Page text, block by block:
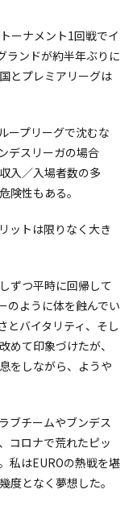
ーナメント1回戦でイ
ランドが約半年ぶりに
とプレミアリーグは
ープリーグで沈むな
デスリーガの場合
入／入場者数の多
険性もある。
ットは限りなく大き
ずつ平時に回帰して
のように体を蝕んでい
とバイタリティ、そし
めて印象づけたが、
をしながら、ようや
ブチームやブンデス
コロナで荒れたピッ
私はEUROの熱戦を堪
度となく夢想した。